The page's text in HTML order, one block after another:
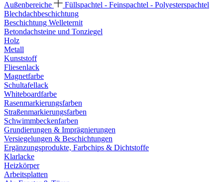
Außenbereiche
Füllspachtel - Feinspachtel - Polyesterspachtel
Blechdachbeschichtung
Beschichtung Welleternit
Betondachsteine und Tonziegel
Holz
Metall
Kunststoff
Fliesenlack
Magnetfarbe
Schultafellack
Whiteboardfarbe
Rasenmarkierungsfarben
Straßenmarkierungsfarben
Schwimmbeckenfarben
Grundierungen & Imprägnierungen
Versiegelungen & Beschichtungen
Ergänzungsprodukte, Farbchips & Dichtstoffe
Klarlacke
Heizkörper
Arbeitsplatten